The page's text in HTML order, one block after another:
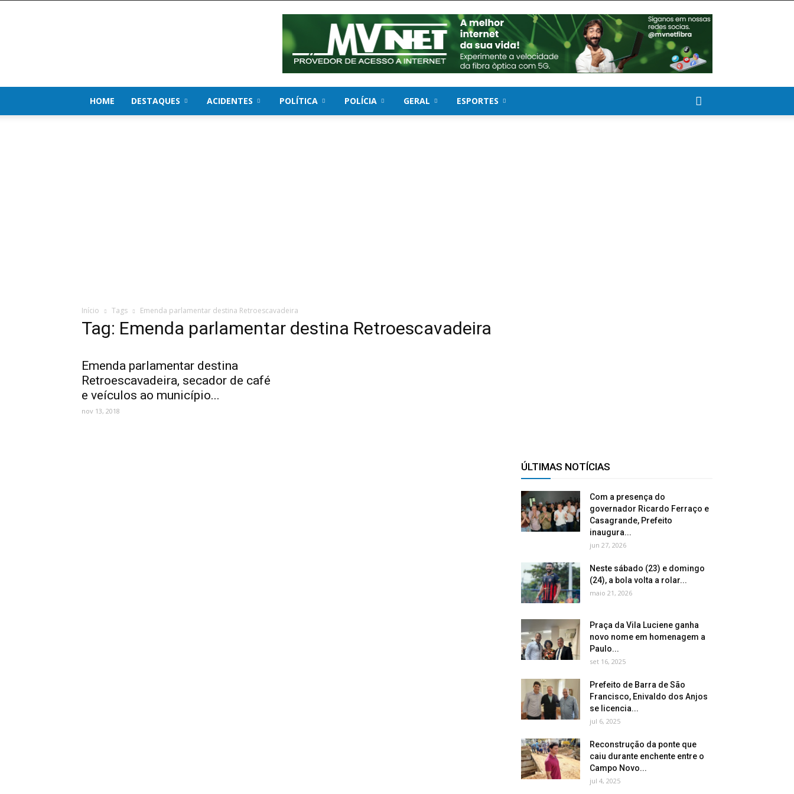
HOME DESTAQUES ACIDENTES POLÍTICA POLÍCIA GERAL ESPORTES
Início Tags Emenda parlamentar destina Retroescavadeira
Tag: Emenda parlamentar destina Retroescavadeira
Emenda parlamentar destina
Retroescavadeira, secador de café
e veículos ao município...
nov 13, 2018
ÚLTIMAS NOTÍCIAS
Com a presença do
governador Ricardo Ferraço e
Casagrande, Prefeito
inaugura...
jun 27, 2026
Neste sábado (23) e domingo
(24), a bola volta a rolar...
maio 21, 2026
Praça da Vila Luciene ganha
novo nome em homenagem a
Paulo...
set 16, 2025
Prefeito de Barra de São
Francisco, Enivaldo dos Anjos
se licencia...
jul 6, 2025
Reconstrução da ponte que
caiu durante enchente entre o
Campo Novo...
jul 4, 2025